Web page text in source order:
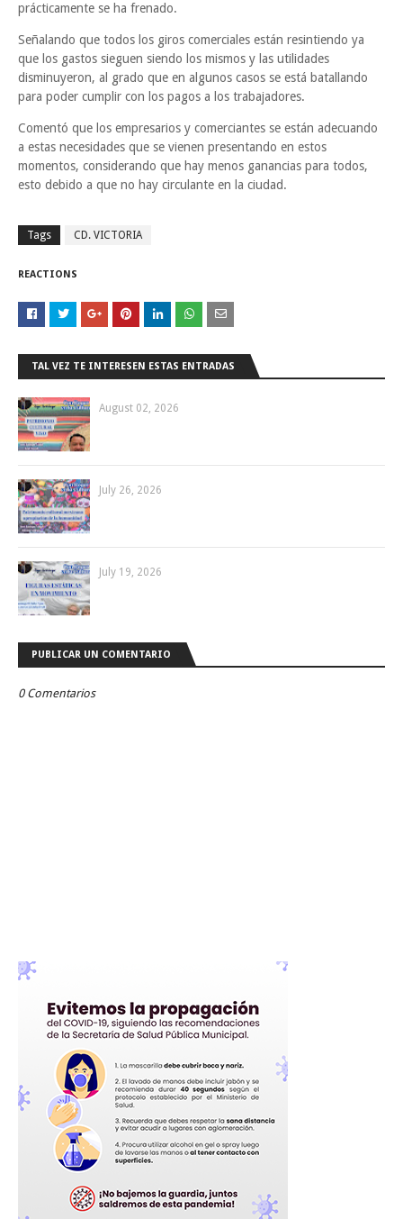
prácticamente se ha frenado.
Señalando que todos los giros comerciales están resintiendo ya
que los gastos sieguen siendo los mismos y las utilidades
disminuyeron, al grado que en algunos casos se está batallando
para poder cumplir con los pagos a los trabajadores.
Comentó que los empresarios y comerciantes se están adecuando
a estas necesidades que se vienen presentando en estos
momentos, considerando que hay menos ganancias para todos,
esto debido a que no hay circulante en la ciudad.
Tags CD. VICTORIA
REACTIONS
TAL VEZ TE INTERESEN ESTAS ENTRADAS
August 02, 2026
July 26, 2026
July 19, 2026
PUBLICAR UN COMENTARIO
0 Comentarios